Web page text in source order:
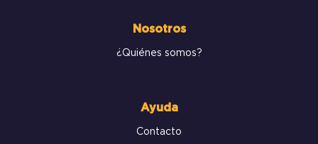
Nosotros
¿Quiénes somos?
Ayuda
Contacto